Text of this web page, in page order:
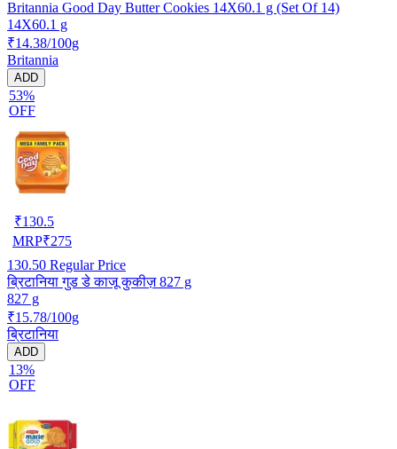
Britannia Good Day Butter Cookies 14X60.1 g (Set Of 14)
14X60.1 g
₹14.38/100g
Britannia
ADD
53%
OFF
₹130.5
MRP₹275
130.50 Regular Price
ब्रिटानिया गुड डे काजू कुकीज़ 827 g
827 g
₹15.78/100g
ब्रिटानिया
ADD
13%
OFF